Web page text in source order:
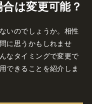
は変更可能？
いのでしょうか。相性
に思うかもしれませ
なタイミングで変更で
できることを紹介しま